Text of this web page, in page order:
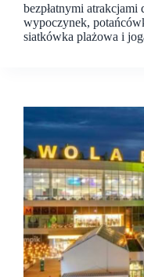
bezpłatnymi atrakcjami
wypoczynek,
siatkówka plażowa i